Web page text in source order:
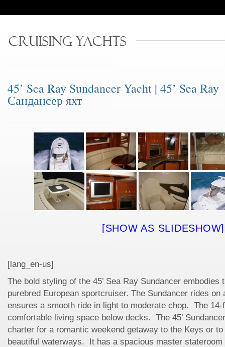
45’ Sea Ray Sundancer Yacht | 45’ Sea Ray
Сандансер яхт
[SHOW AS SLIDESHOW]
[lang_en-us]
The bold styling of the 45’ Sea Ray Sundancer embodies
purebred European sportcruiser. The Sundancer rides on
ensures a smooth ride in light to moderate chop. The
comfortable living space below decks. The 45’
charter for a romantic weekend getaway to the Keys or to
beautiful waterways. It has a spacious master